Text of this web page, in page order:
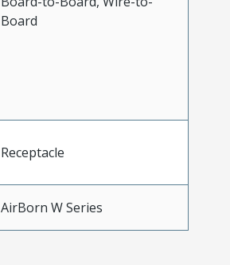
Board
Receptacle
AirBorn W Series